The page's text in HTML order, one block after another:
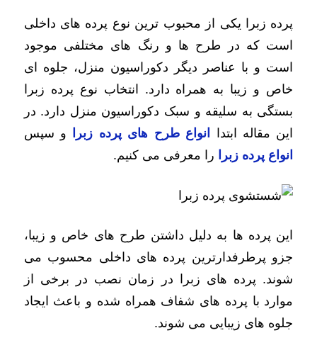
پرده زبرا یکی از محبوب ترین نوع پرده های داخلی
است که در طرح ها و رنگ های مختلفی موجود
است و با عناصر دیگر دکوراسیون منزل، جلوه ای
خاص و زیبا به همراه دارد. انتخاب نوع پرده زبرا
بستگی به سلیقه و سبک دکوراسیون منزل دارد. در
این مقاله ابتدا
انواع طرح های پرده زبرا
و سپس
انواع پرده زبرا
را معرفی می کنیم.
این پرده ها به دلیل داشتن طرح های خاص و زیبا،
جزو پرطرفدارترین پرده های داخلی محسوب می
شوند. پرده های زبرا در زمان نصب در برخی از
موارد با پرده های شفاف همراه شده و باعث ایجاد
جلوه های زیبایی می شوند.